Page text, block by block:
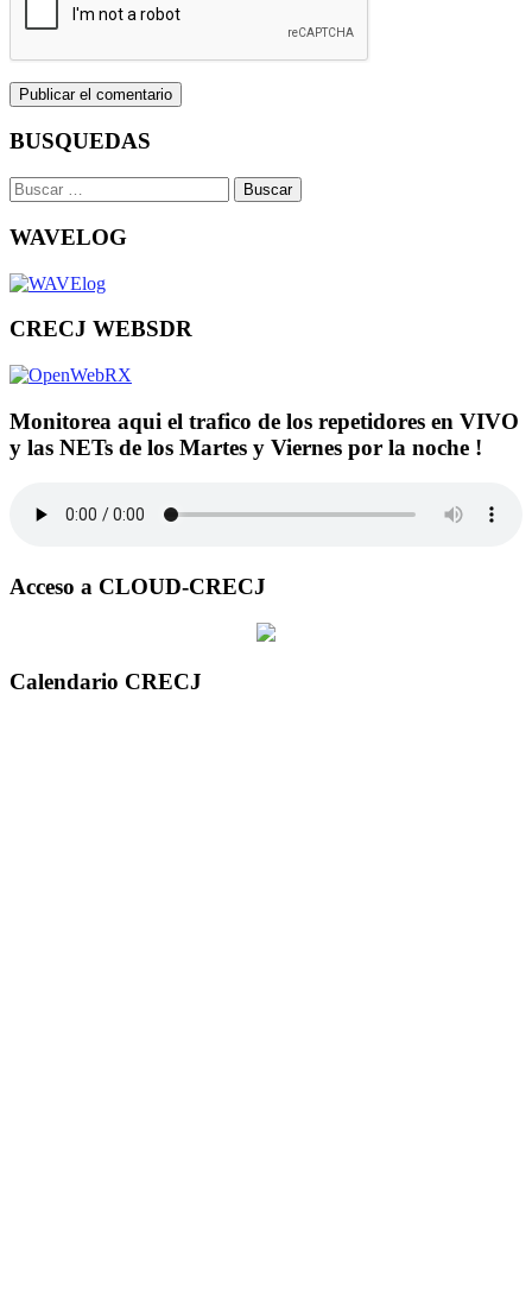
BUSQUEDAS
Buscar:
WAVELOG
CRECJ WEBSDR
Monitorea aqui el trafico de los repetidores en VIVO
y las NETs de los Martes y Viernes por la noche !
Acceso a CLOUD-CRECJ
Calendario CRECJ